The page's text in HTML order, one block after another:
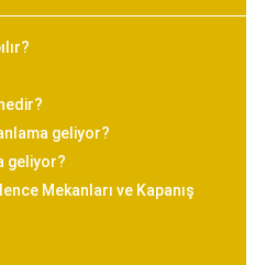
geliyor?
geliyor?
Mekanları ve Kapanış